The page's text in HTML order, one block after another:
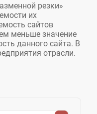
резки»
их
сайтов
меньше значение
данного сайта. В
отрасли.